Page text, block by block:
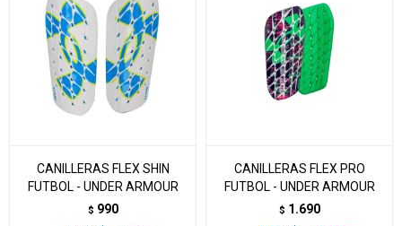
CANILLERAS FLEX SHIN
FUTBOL - UNDER ARMOUR
$ 990
CANILLERAS FLEX PRO
FUTBOL - UNDER ARMOUR
$ 1.690